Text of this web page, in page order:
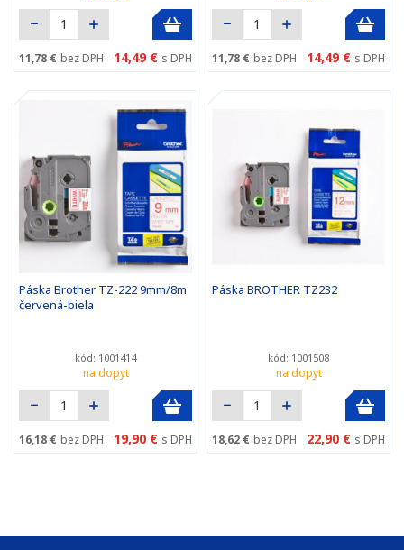
11,78 € bez DPH 14,49 € s DPH 11,78 € bez DPH 14,49 € s DPH
Páska Brother TZ-222 9mm/8m
červená-biela
kód: 1001414
na dopyt
16,18 € bez DPH 19,90 € s DPH
Páska BROTHER TZ232
kód: 1001508
na dopyt
18,62 € bez DPH 22,90 € s DPH